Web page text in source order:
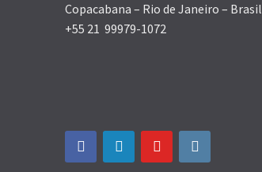
Copacabana – Rio de Janeiro – Brasil
+55 21 99979-1072